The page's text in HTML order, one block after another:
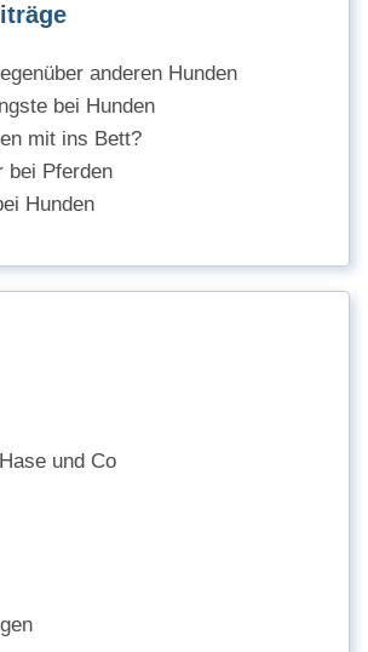
anderen Hunden
bei Hunden
mit ins Bett?
bei Pferden
Hunden
und Co